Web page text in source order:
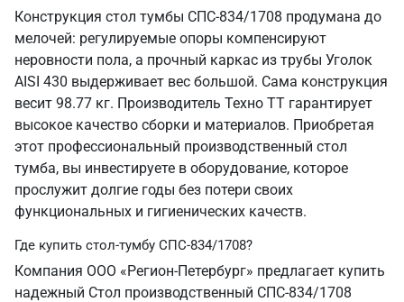
Конструкция стол тумбы СПС-834/1708 продумана до
мелочей: регулируемые опоры компенсируют
неровности пола, а прочный каркас из трубы Уголок
AISI 430 выдерживает вес большой. Сама конструкция
весит 98.77 кг. Производитель Техно ТТ гарантирует
высокое качество сборки и материалов. Приобретая
этот профессиональный производственный стол
тумба, вы инвестируете в оборудование, которое
прослужит долгие годы без потери своих
функциональных и гигиенических качеств.
Где купить стол-тумбу СПС-834/1708?
Компания ООО «Регион-Петербург» предлагает купить
надежный Стол производственный СПС-834/1708